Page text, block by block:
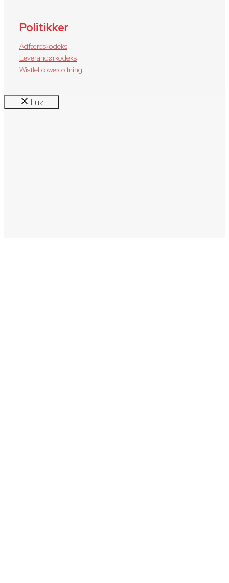
Politikker
Adfærdskodeks
Leverandørkodeks
Wistleblowerordning
Luk